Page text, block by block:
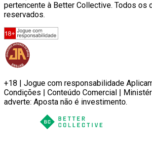
pertencente à Better Collective. Todos os
reservados.
+18 | Jogue com responsabilidade
Condições | Conteúdo Comercial |
adverte: Aposta não é investimento.